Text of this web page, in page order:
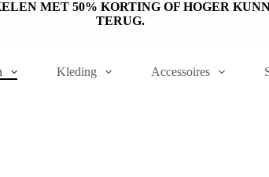
MET 50% KORTING OF HOGER
TERUG.
Kleding Accessoires